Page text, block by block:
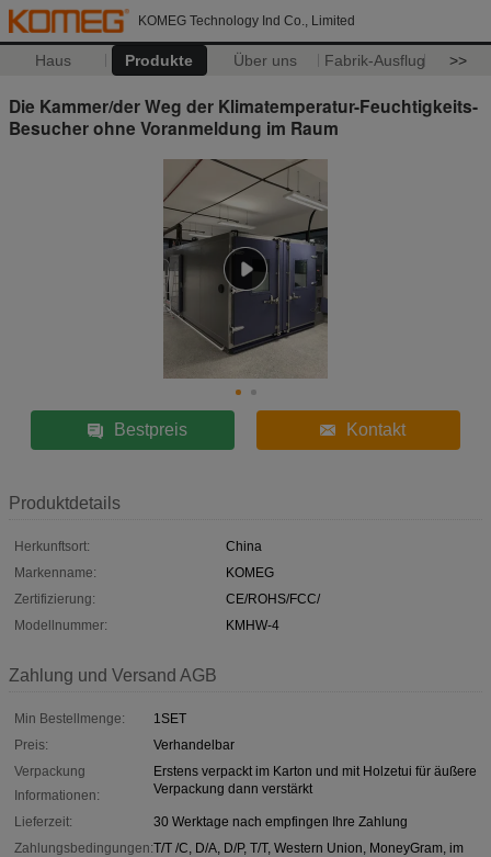
KOMEG Technology Ind Co., Limited
Haus Produkte Über uns Fabrik-Ausflug >>
Die Kammer/der Weg der Klimatemperatur-Feuchtigkeits-
Besucher ohne Voranmeldung im Raum
Bestpreis Kontakt
Produktdetails
Herkunftsort:
China
Markenname:
KOMEG
Zertifizierung:
CE/ROHS/FCC/
Modellnummer:
KMHW-4
Zahlung und Versand AGB
Min Bestellmenge:
1SET
Preis:
Verhandelbar
Verpackung
Informationen:
Erstens verpackt im Karton und mit Holzetui für äußere
Verpackung dann verstärkt
Lieferzeit:
30 Werktage nach empfingen Ihre Zahlung
Zahlungsbedingungen:T/T /C, D/A, D/P, T/T, Western Union, MoneyGram, im